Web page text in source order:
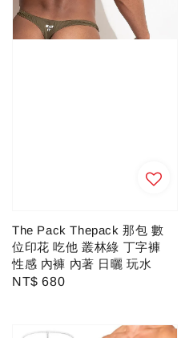
The Pack Thepack 那包 數
位印花 吃他 叢林綠 丁字褲
性感 內褲 內著 日曬 玩水
Regular
NT$ 680